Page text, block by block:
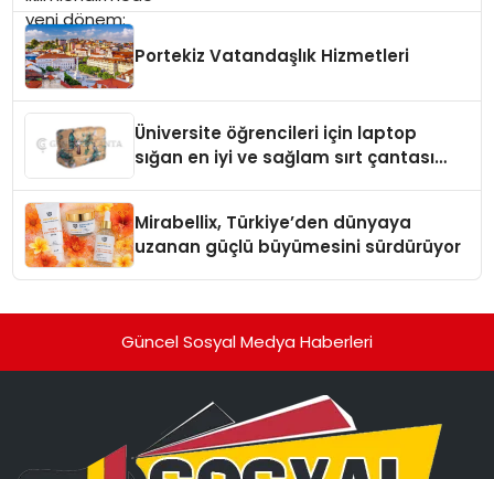
Portekiz Vatandaşlık Hizmetleri
Üniversite öğrencileri için laptop
sığan en iyi ve sağlam sırt çantası
Mirabellix, Türkiye’den dünyaya
uzanan güçlü büyümesini sürdürüyor
Güncel Sosyal Medya Haberleri